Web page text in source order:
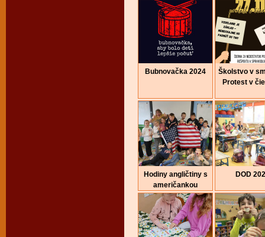
Bubnovačka 2024
Školstvo v
Protest v
Hodiny angličtiny s
američankou
DOD